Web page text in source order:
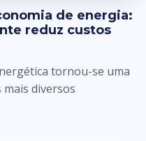
de energia:
reduz custos
tornou-se uma
diversos